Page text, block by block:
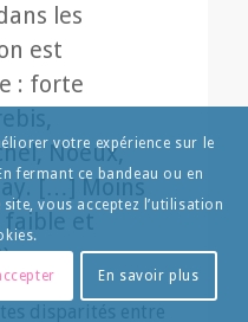
les
est
: forte
Noeux,
[…] Moins
et
votre expérience sur le
fermant ce bandeau ou en
vous acceptez l’utilisation
En savoir plus